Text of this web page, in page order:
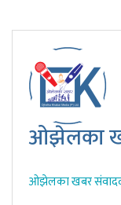
ओझेलका
ओझेलका खबर